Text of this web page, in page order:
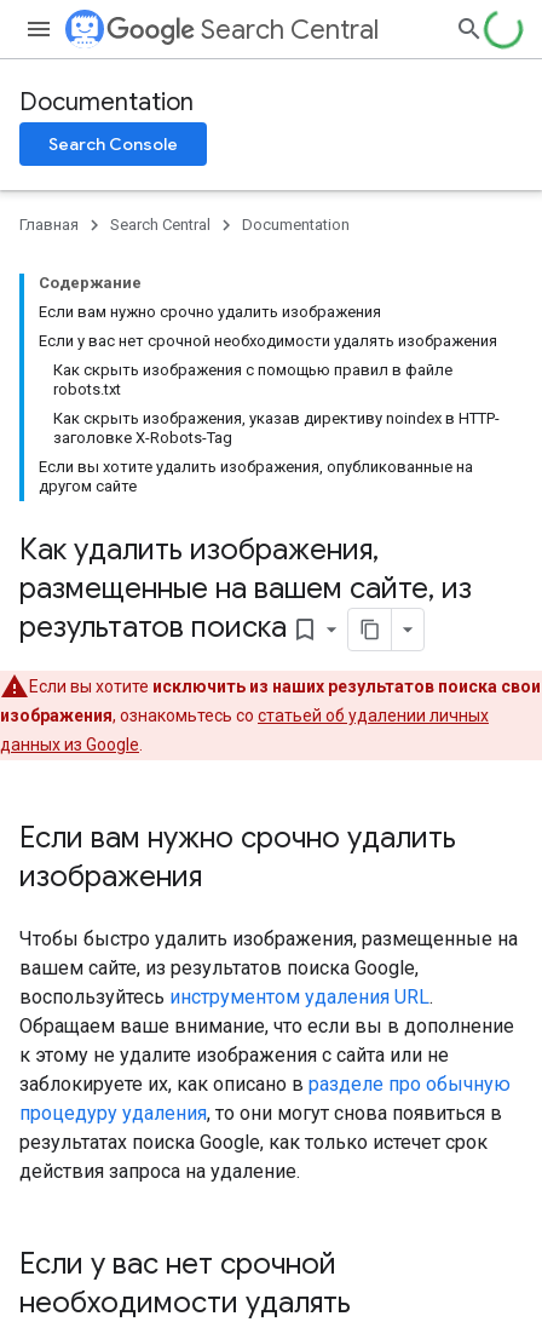
Search Central
Documentation
Search Console
Главная Search Central Documentation
Содержание
Если вам нужно срочно удалить изображения
Если у вас нет срочной необходимости удалять изображения
Как скрыть изображения с помощью правил в файле
robots.txt
Как скрыть изображения, указав директиву noindex в HTTP-
заголовке X-Robots-Tag
Если вы хотите удалить изображения, опубликованные на
другом сайте
Как удалить изображения,
размещенные на вашем сайте, из
результатов поиска bookmark_border
Если вы хотите исключить из наших результатов поиска свои
изображения, ознакомьтесь со статьей об удалении личных
данных из Google
Если вам нужно срочно удалить
изображения
Чтобы быстро удалить изображения, размещенные на
вашем сайте, из результатов поиска Google,
воспользуйтесь инструментом удаления URL.
Обращаем ваше внимание, что если вы в дополнение
к этому не удалите изображения с сайта или не
заблокируете их, как описано в разделе про обычную
процедуру удаления, то они могут снова появиться в
результатах поиска Google, как только истечет срок
действия запроса на удаление.
Если у вас нет срочной
необходимости удалять